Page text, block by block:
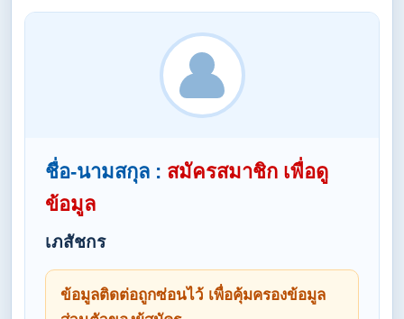
ชื่อ-นามสกุล : สมัครสมาชิก เพื่อดู
ข้อมูล
เภสัชกร
ข้อมูลติดต่อถูกซ่อนไว้ เพื่อคุ้มครองข้อมูล